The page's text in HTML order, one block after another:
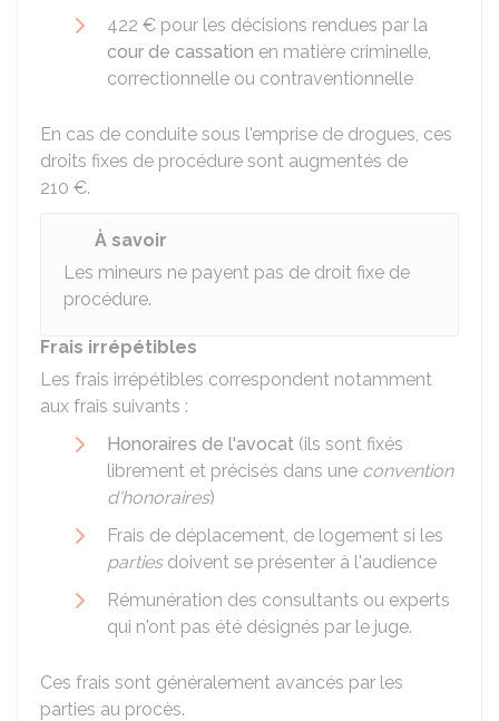
422 € pour les décisions rendues par la
cour de cassation en matière criminelle,
correctionnelle ou contraventionnelle
En cas de conduite sous l'emprise de drogues, ces
droits fixes de procédure sont augmentés de
210 €.
À savoir
Les mineurs ne payent pas de droit fixe de
procédure.
Frais irrépétibles
Les frais irrépétibles correspondent notamment
aux frais suivants :
Honoraires de l'avocat (ils sont fixés
librement et précisés dans une convention
d'honoraires)
Frais de déplacement, de logement si les
partiesdoivent se présenter à l'audience
Rémunération des consultants ou experts
qui n'ont pas été désignés par le juge.
Ces frais sont généralement avancés par les
parties au procès.